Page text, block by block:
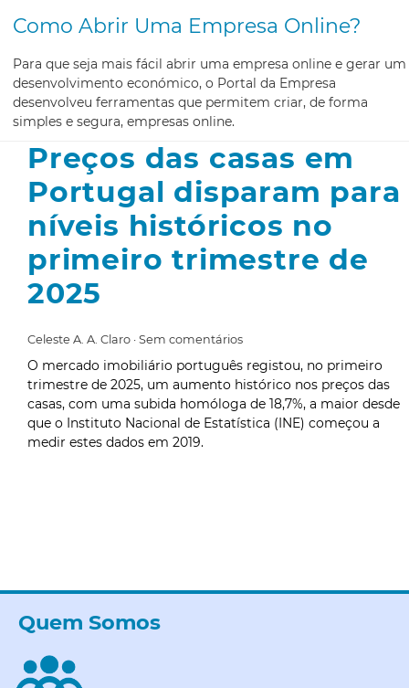
Como Abrir Uma Empresa Online?
Para que seja mais fácil abrir uma empresa online e gerar um
desenvolvimento económico, o Portal da Empresa
desenvolveu ferramentas que permitem criar, de forma
simples e segura, empresas online.
Preços das casas em
Portugal disparam para
níveis históricos no
primeiro trimestre de
2025
Celeste A. A. Claro Sem comentários
O mercado imobiliário português registou, no primeiro
trimestre de 2025, um aumento histórico nos preços das
casas, com uma subida homóloga de 18,7%, a maior desde
que o Instituto Nacional de Estatística (INE) começou a
medir estes dados em 2019.
Quem Somos